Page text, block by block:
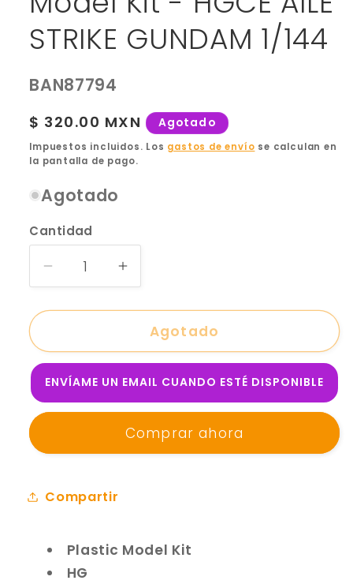
STRIKE GUNDAM 1/144
SKU:
BAN87794
Precio
habitual
$ 320.00 MXN Agotado
Impuestos incluidos. Los gastos de envío se calculan en
la pantalla de pago.
Agotado
Cantidad
Reducir
cantidad
para
-
Gundam
Model
Kit
GUNDAM
Aumentar
cantidad
para
Bandai
-
Gundam
Model
Kit
-
HGCE
Agotado
ENVÍAME UN EMAIL CUANDO ESTÉ DISPONIBLE
Comprar ahora
Compartir
Plastic Model Kit
HG